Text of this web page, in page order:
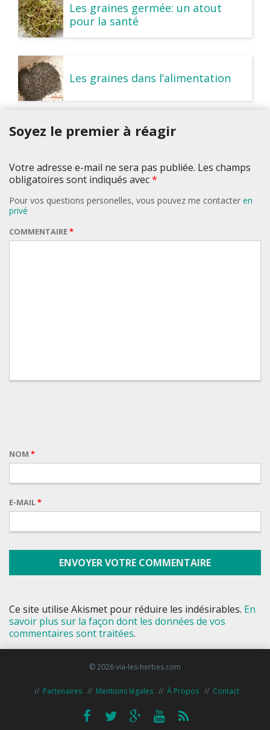
Les graines germée: un atout
pour la santé
Les graines dans l’alimentation
Soyez le premier à réagir
Votre adresse e-mail ne sera pas publiée. Les champs
obligatoires sont indiqués avec*
Pour vos questions personelles, vous pouvez me contacter en
privé
COMMENTAIRE*
NOM *
E-MAIL*
Ce site utilise Akismet pour réduire les indésirables. En
savoir plus sur la façon dont les données de vos
commentaires sont traitées.
© 2026 via-les-herbes.com
Partenaires Mentions légales À Propos Contact